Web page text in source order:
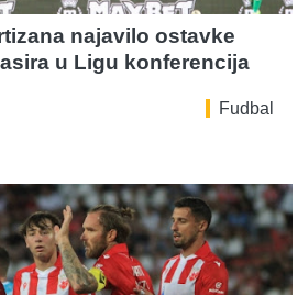
najavilo ostavke
u Ligu konferencija
Fudbal